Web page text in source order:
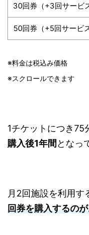
30回券（+3回サービ
50回券（+5回サービス
※料金は税込み価格
※スクロールできます
1チケットにつき75
購入後1年間となっ
月2回施設を利用す
回券を購入するの